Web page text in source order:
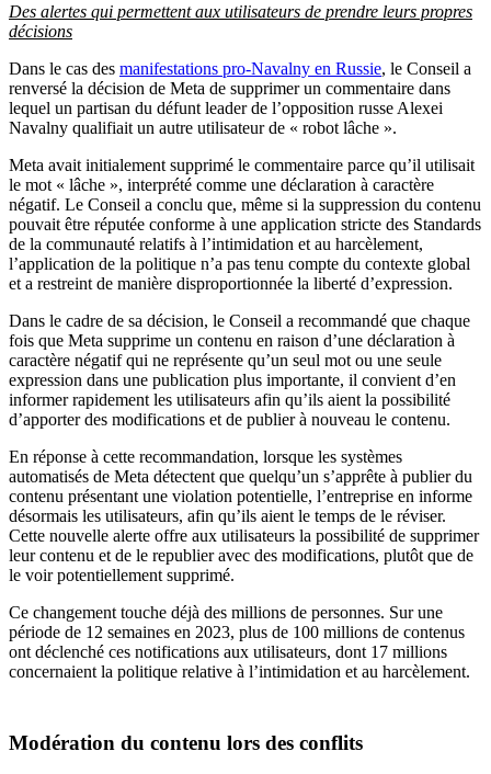
Des alertes qui permettent aux utilisateurs de prendre leurs propres
décisions
Dans le cas des manifestations pro-Navalny en Russie, le Conseil a
renversé la décision de Meta de supprimer un commentaire dans
lequel un partisan du défunt leader de l’opposition russe Alexei
Navalny qualifiait un autre utilisateur de « robot lâche ».
Meta avait initialement supprimé le commentaire parce qu’il utilisait
le mot « lâche », interprété comme une déclaration à caractère
négatif. Le Conseil a conclu que, même si la suppression du contenu
pouvait être réputée conforme à une application stricte des Standards
de la communauté relatifs à l’intimidation et au harcèlement,
l’application de la politique n’a pas tenu compte du contexte global
et a restreint de manière disproportionnée la liberté d’expression.
Dans le cadre de sa décision, le Conseil a recommandé que chaque
fois que Meta supprime un contenu en raison d’une déclaration à
caractère négatif qui ne représente qu’un seul mot ou une seule
expression dans une publication plus importante, il convient d’en
informer rapidement les utilisateurs afin qu’ils aient la possibilité
d’apporter des modifications et de publier à nouveau le contenu.
En réponse à cette recommandation, lorsque les systèmes
automatisés de Meta détectent que quelqu’un s’apprête à publier du
contenu présentant une violation potentielle, l’entreprise en informe
désormais les utilisateurs, afin qu’ils aient le temps de le réviser.
Cette nouvelle alerte offre aux utilisateurs la possibilité de supprimer
leur contenu et de le republier avec des modifications, plutôt que de
le voir potentiellement supprimé.
Ce changement touche déjà des millions de personnes. Sur une
période de 12 semaines en 2023, plus de 100 millions de contenus
ont déclenché ces notifications aux utilisateurs, dont 17 millions
concernaient la politique relative à l’intimidation et au harcèlement.
Modération du contenu lors des conflits